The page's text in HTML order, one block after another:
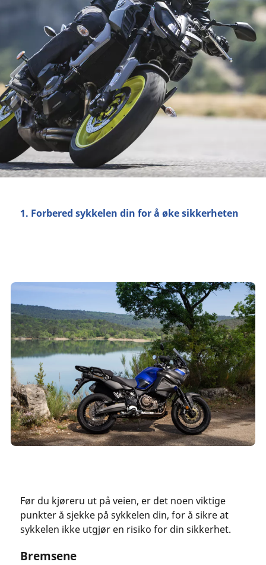
1. Forbered sykkelen din for å øke sikkerheten
Før du kjøreru ut på veien, er det noen viktige
punkter å sjekke på sykkelen din, for å sikre at
sykkelen ikke utgjør en risiko for din sikkerhet.
Bremsene